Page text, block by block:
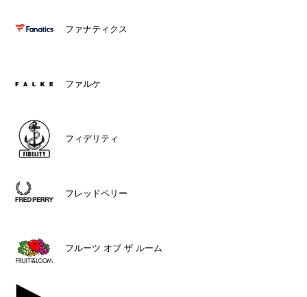
ファナティクス
ファルケ
フィデリティ
フレッドペリー
フルーツ オブ ザ ルーム